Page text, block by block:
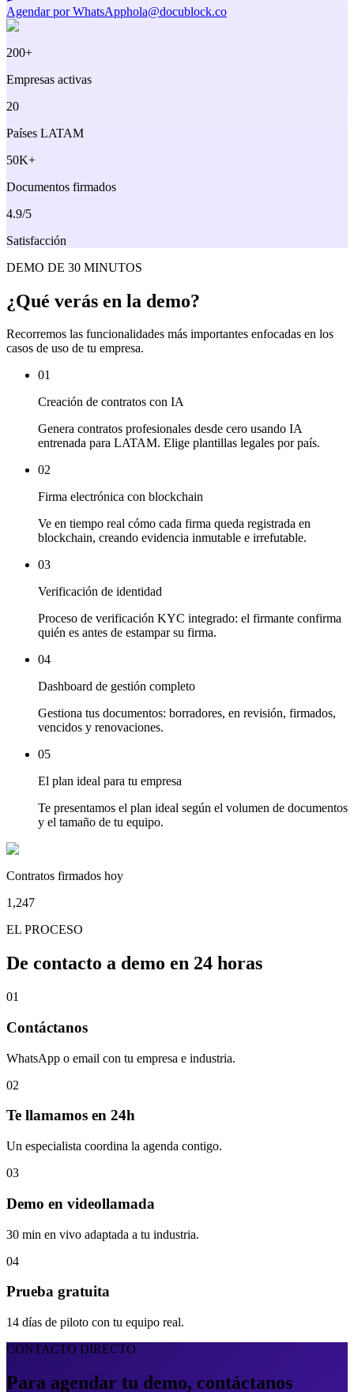
Agendar por WhatsApphola@docublock.co
200+
Empresas activas
20
Países LATAM
50K+
Documentos firmados
4.9/5
Satisfacción
DEMO DE 30 MINUTOS
¿Qué verás en la demo?
Recorremos las funcionalidades más importantes enfocadas en los
casos de uso de tu empresa.
01
Creación de contratos con IA
Genera contratos profesionales desde cero usando IA
entrenada para LATAM. Elige plantillas legales por país.
02
Firma electrónica con blockchain
Ve en tiempo real cómo cada firma queda registrada en
blockchain, creando evidencia inmutable e irrefutable.
03
Verificación de identidad
Proceso de verificación KYC integrado: el firmante confirma
quién es antes de estampar su firma.
04
Dashboard de gestión completo
Gestiona tus documentos: borradores, en revisión, firmados,
vencidos y renovaciones.
05
El plan ideal para tu empresa
Te presentamos el plan ideal según el volumen de documentos
y el tamaño de tu equipo.
Contratos firmados hoy
1,247
EL PROCESO
De contacto a demo en 24 horas
01
Contáctanos
WhatsApp o email con tu empresa e industria.
02
Te llamamos en 24h
Un especialista coordina la agenda contigo.
03
Demo en videollamada
30 min en vivo adaptada a tu industria.
04
Prueba gratuita
14 días de piloto con tu equipo real.
CONTACTO DIRECTO
Para agendar tu demo, contáctanos